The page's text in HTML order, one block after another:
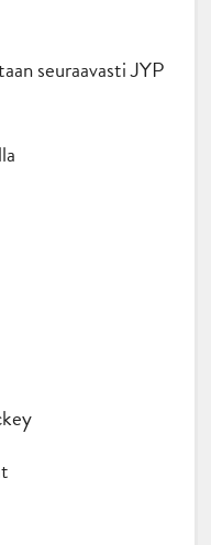
seuraavasti JYP